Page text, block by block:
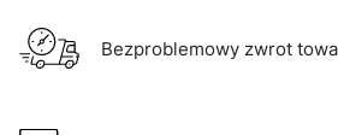
Bezproblemowy zwrot